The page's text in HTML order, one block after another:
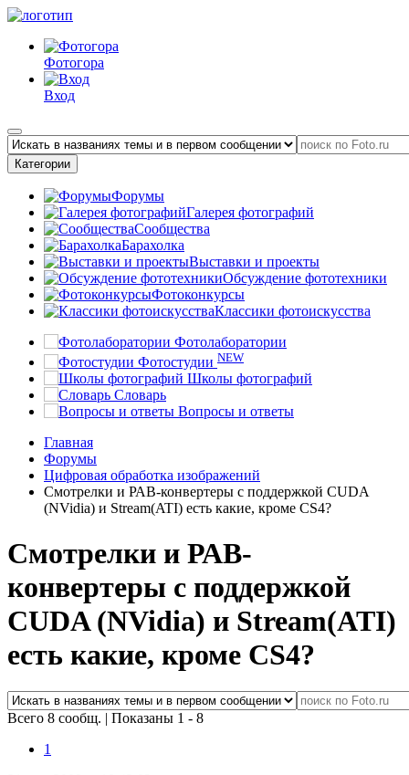
Фотогора
Вход
Категории
Форумы
Галерея фотографий
Сообщества
Барахолка
Выставки и проекты
Обсуждение фототехники
Фотоконкурсы
Классики фотоискусства
Фотолаборатории
Фотостудии NEW
Школы фотографий
Словарь
Вопросы и ответы
Главная
Форумы
Цифровая обработка изображений
Смотрелки и РАВ-конвертеры с поддержкой CUDA
(NVidia) и Stream(ATI) есть какие, кроме CS4?
Смотрелки и РАВ-
конвертеры с поддержкой
CUDA (NVidia) и Stream(ATI)
есть какие, кроме CS4?
Всего 8 сообщ. | Показаны 1 - 8
1